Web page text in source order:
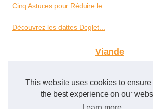
This website uses cookies to ensure
the best experience on our
Cinq Astuces pour Réduire le...
Découvrez les dattes Deglet...
Viande
Jambon de Kintoa AOP : un...